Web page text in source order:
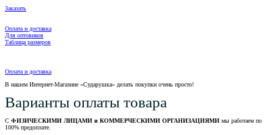
Заказать
Оплата и доставка
Для оптовиков
Таблица размеров
Оплата и доставка
В нашем Интернет-Магазине «Сударушка» делать покупки очень просто!
Варианты оплаты товара
С ФИЗИЧЕСКИМИ ЛИЦАМИ и КОММЕРЧЕСКИМИ ОРГАНИЗАЦИЯМИ мы работаем по
100% предоплате.